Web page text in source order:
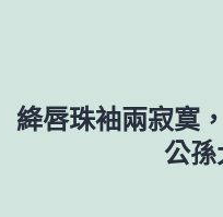
絳唇珠袖兩寂寞
公孫